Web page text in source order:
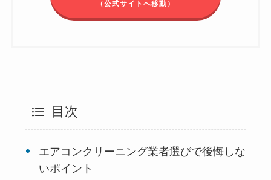
（公式サイトへ移動）
目次
エアコンクリーニング業者選びで後悔しな
いポイント